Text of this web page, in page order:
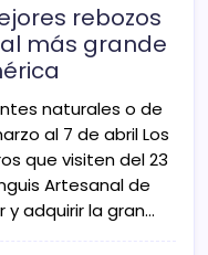
rebozos
más grande
naturales o de
al 7 de abril Los
que visiten del 23
Artesanal de
y adquirir la gran…